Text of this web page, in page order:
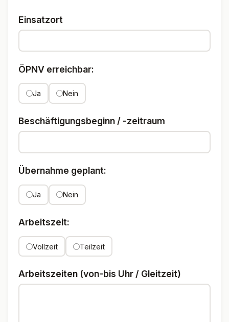
Einsatzort
ÖPNV erreichbar:
Ja Nein
Beschäftigungsbeginn / -zeitraum
Übernahme geplant:
Ja Nein
Arbeitszeit:
Vollzeit Teilzeit
Arbeitszeiten (von-bis Uhr / Gleitzeit)